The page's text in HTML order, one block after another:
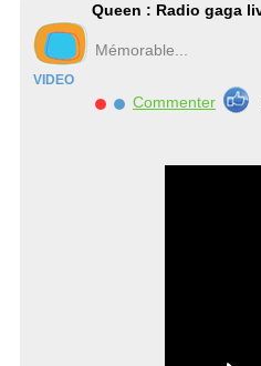
VIDEO
Queen : Radio gaga
Mémorable...
Commenter